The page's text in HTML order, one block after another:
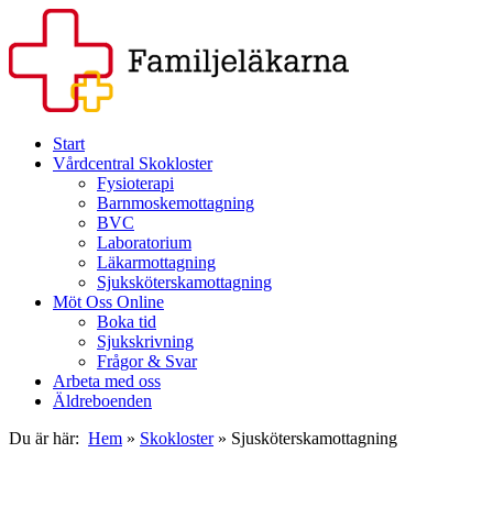
Start
Vårdcentral Skokloster
Fysioterapi
Barnmoskemottagning
BVC
Laboratorium
Läkarmottagning
Sjuksköterskamottagning
Möt Oss Online
Boka tid
Sjukskrivning
Frågor & Svar
Arbeta med oss
Äldreboenden
Du är här: Hem » Skokloster» Sjusköterskamottagning